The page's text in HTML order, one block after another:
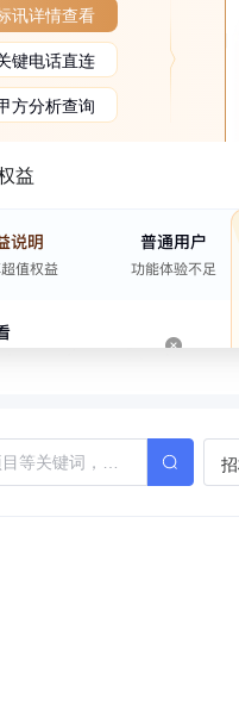
讯详情查看
键电话直连
方分析查询
益